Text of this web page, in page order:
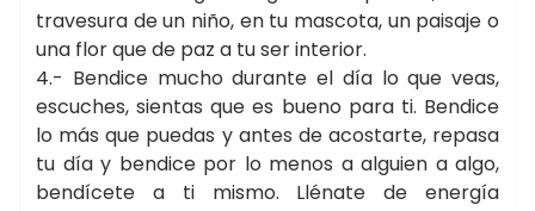
travesura de un niño, en tu mascota, un paisaje o
una flor que de paz a tu ser interior.
4.- Bendice mucho durante el día lo que veas,
escuches, sientas que es bueno para ti. Bendice
lo más que puedas y antes de acostarte, repasa
tu día y bendice por lo menos a alguien a algo,
bendícete a ti mismo. Llénate de energía